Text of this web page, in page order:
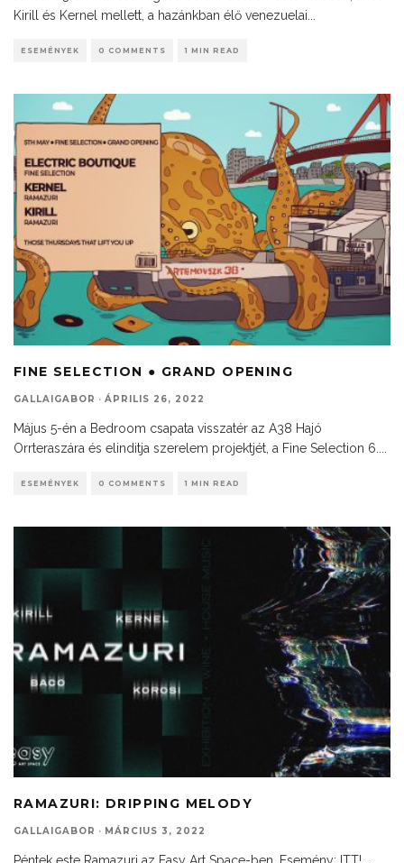
Kirill és Kernel mellett, a hazánkban élő venezuelai
ESEMÉNYEK 0 COMMENTS 1 MIN READ
FINE SELECTION ● GRAND OPENING
GALLAIGABOR · ÁPRILIS 26, 2022
Május 5-én a Bedroom csapata visszatér az A38 Hajó
Orrteraszára és elinditja szerelem projektjét, a Fine Selection 6.
ESEMÉNYEK 0 COMMENTS 1 MIN READ
RAMAZURI: DRIPPING MELODY
GALLAIGABOR · MÁRCIUS 3, 2022